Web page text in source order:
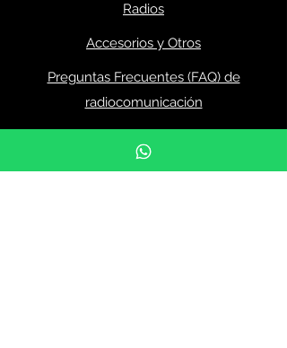
Radios
Accesorios y Otros
Preguntas Frecuentes (FAQ) de
radiocomunicación
Menú